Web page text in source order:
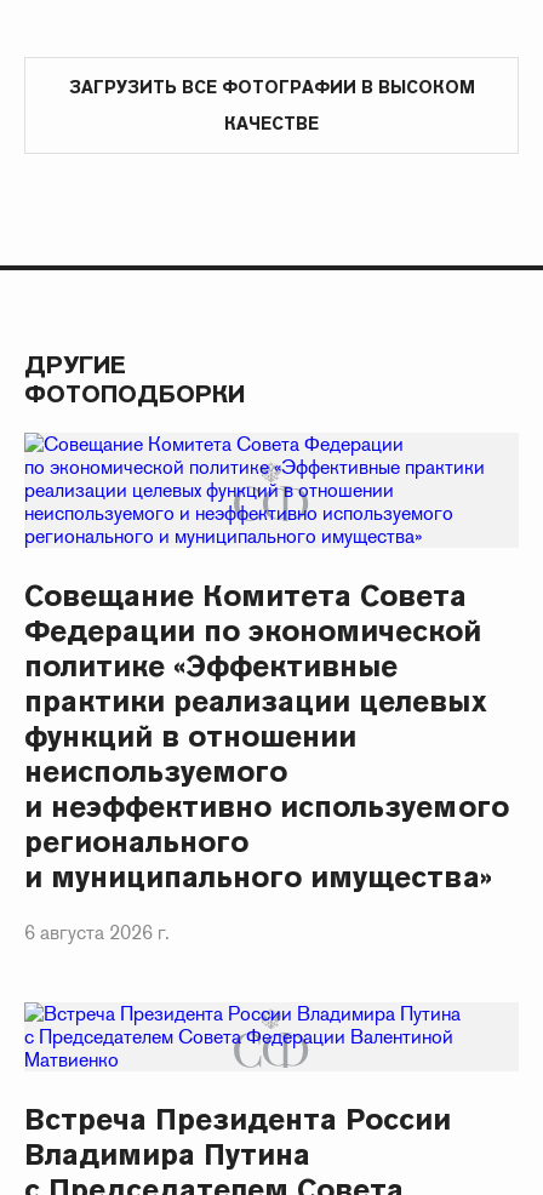
ЗАГРУЗИТЬ ВСЕ ФОТОГРАФИИ В ВЫСОКОМ
КАЧЕСТВЕ
ДРУГИЕ
ФОТОПОДБОРКИ
Совещание Комитета Совета
Федерации по экономической
политике «Эффективные
практики реализации целевых
функций в отношении
неиспользуемого
и неэффективно используемого
регионального
и муниципального имущества»
6 августа 2026 г.
Встреча Президента России
Владимира Путина